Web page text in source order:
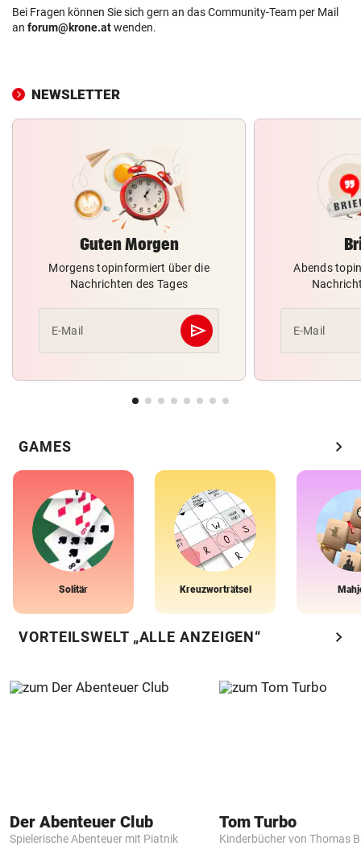
Bei Fragen können Sie sich gern an das Community-Team per Mail
an forum@krone.atwenden.
NEWSLETTER
Guten Morgen
Morgens topinformiert über die
Nachrichten des Tages
E-Mail send
Abschicken
Abends
E-Mail
GAMES chevron_right
Solitär Kreuzworträtsel
VORTEILSWELT „ALLE ANZEIGEN“ chevron_right
Der Abenteuer Club
Spielerische Abenteuer mit Piatnik
Tom Turbo
Kinderbücher von Thomas